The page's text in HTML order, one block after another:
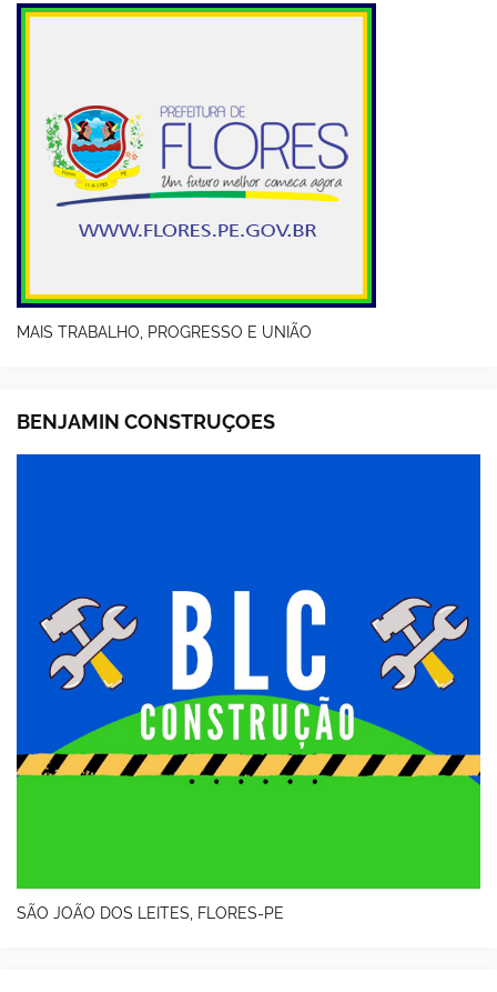
MAIS TRABALHO, PROGRESSO E UNIÃO
BENJAMIN CONSTRUÇOES
SÃO JOÃO DOS LEITES, FLORES-PE